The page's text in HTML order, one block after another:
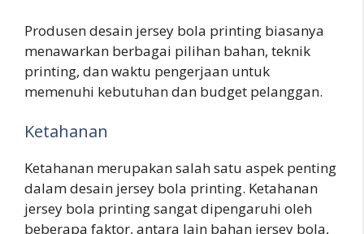
Produsen desain jersey bola printing biasanya
menawarkan berbagai pilihan bahan, teknik
printing, dan waktu pengerjaan untuk
memenuhi kebutuhan dan budget pelanggan.
Ketahanan
Ketahanan merupakan salah satu aspek penting
dalam desain jersey bola printing. Ketahanan
jersey bola printing sangat dipengaruhi oleh
beberapa faktor, antara lain bahan jersey bola,